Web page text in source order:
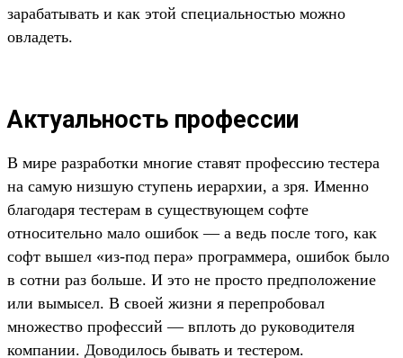
зарабатывать и как этой специальностью можно
овладеть.
Актуальность профессии
В мире разработки многие ставят профессию тестера
на самую низшую ступень иерархии, а зря. Именно
благодаря тестерам в существующем софте
относительно мало ошибок — а ведь после того, как
софт вышел «из-под пера» программера, ошибок было
в сотни раз больше. И это не просто предположение
или вымысел. В своей жизни я перепробовал
множество профессий — вплоть до руководителя
компании. Доводилось бывать и тестером.